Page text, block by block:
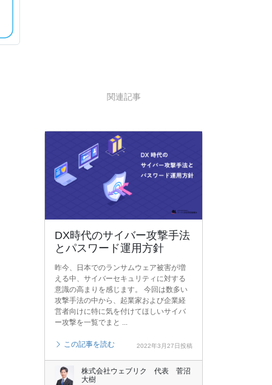
関連記事
DX時代のサイバー攻撃手法
とパスワード運用方針
昨今、日本でのランサムウェア被害が増
える中、サイバーセキュリティに対する
意識の高まりを感じます。 今回は数多い
攻撃手法の中から、起業家および企業経
営者向けに特に気を付けてほしいサイバ
ー攻撃を一覧でまと ...
この記事を読む 2022年3月27日投稿
株式会社ウェブリク 代表 菅沼
大樹